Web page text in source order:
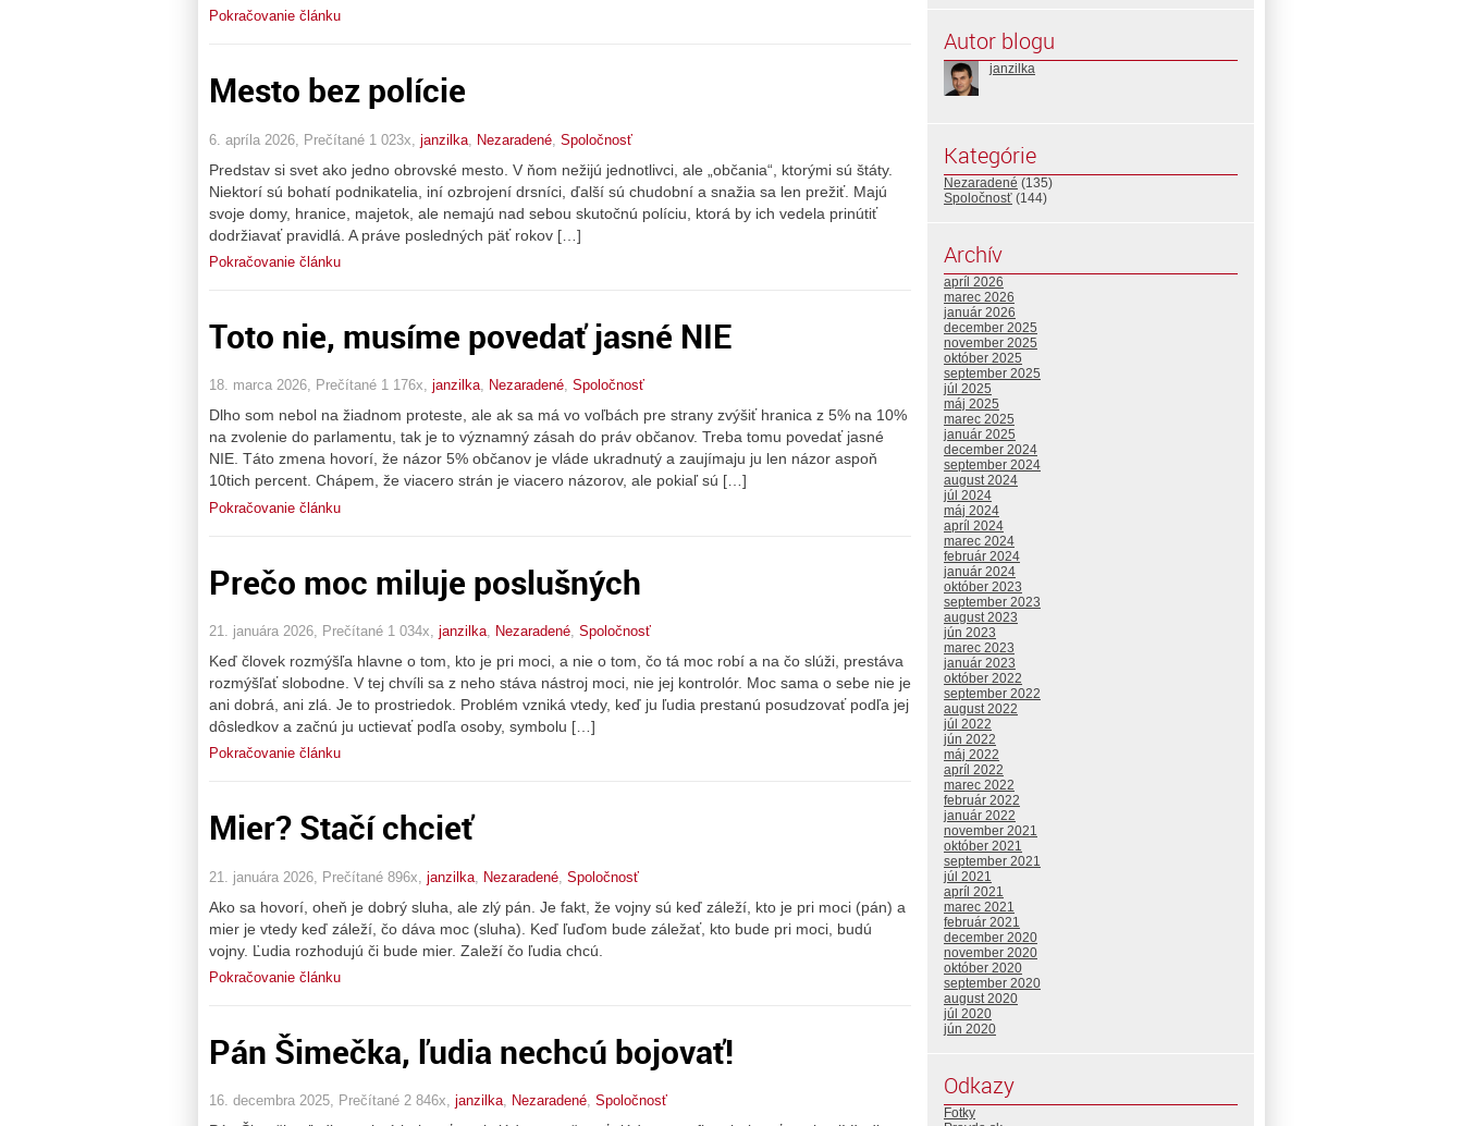
Pokračovanie článku
Mesto bez polície
6. apríla 2026, Prečítané 1 023x, janzilka Nezaradené Spoločnosť
Predstav si svet ako jedno obrovské mesto. V ňom nežijú jednotlivci, ale „občania“, ktorými sú štáty.
Niektorí sú bohatí podnikatelia, iní ozbrojení drsníci, ďalší sú chudobní a snažia sa len prežiť. Majú
svoje domy, hranice, majetok, ale nemajú nad sebou skutočnú políciu, ktorá by ich vedela prinútiť
dodržiavať pravidlá. A práve posledných päť rokov […]
Pokračovanie článku
Toto nie, musíme povedať jasné NIE
18. marca 2026, Prečítané 1 176x, janzilka, Nezaradené, Spoločnosť
Dlho som nebol na žiadnom proteste, ale ak sa má vo voľbách pre strany zvýšiť hranica z 5% na 10%
na zvolenie do parlamentu, tak je to významný zásah do práv občanov. Treba tomu povedať jasné
NIE. Táto zmena hovorí, že názor 5% občanov je vláde ukradnutý a zaujímaju ju len názor aspoň
10tich percent. Chápem, že viacero strán je viacero názorov, ale pokiaľ sú […]
Pokračovanie článku
Prečo moc miluje poslušných
21. januára 2026, Prečítané 1 034x, janzilka, Nezaradené, Spoločnosť
Keď človek rozmýšľa hlavne o tom, kto je pri moci, a nie o tom, čo tá moc robí a na čo slúži, prestáva
rozmýšľať slobodne. V tej chvíli sa z neho stáva nástroj moci, nie jej kontrolór. Moc sama o sebe nie je
ani dobrá, ani zlá. Je to prostriedok. Problém vzniká vtedy, keď ju ľudia prestanú posudzovať podľa jej
dôsledkov a začnú ju uctievať podľa osoby, symbolu […]
Pokračovanie článku
Mier? Stačí chcieť
21. januára 2026, Prečítané 896x, janzilka Nezaradené Spoločnosť
Ako sa hovorí, oheň je dobrý sluha, ale zlý pán. Je fakt, že vojny sú keď záleží, kto je pri moci (pán) a
mier je vtedy keď záleží, čo dáva moc (sluha). Keď ľuďom bude záležať, kto bude pri moci, budú
vojny. Ľudia rozhodujú či bude mier. Zaleží čo ľudia chcú.
Pokračovanie článku
Pán Šimečka, ľudia nechcú bojovať!
16. decembra 2025, Prečítané 2 846x, janzilka, Nezaradené, Spoločnosť
Autor blogu
janzilka
Kategórie
Nezaradené (135)
Spoločnosť (144)
Archív
apríl 2026
marec 2026
január 2026
december 2025
november 2025
október 2025
september 2025
júl 2025
máj 2025
marec 2025
január 2025
december 2024
september 2024
august 2024
júl 2024
máj 2024
apríl 2024
marec 2024
február 2024
január 2024
október 2023
september 2023
august 2023
jún 2023
marec 2023
január 2023
október 2022
september 2022
august 2022
júl 2022
jún 2022
máj 2022
apríl 2022
marec 2022
február 2022
január 2022
november 2021
október 2021
september 2021
júl 2021
apríl 2021
marec 2021
február 2021
december 2020
november 2020
október 2020
september 2020
august 2020
júl 2020
jún 2020
Odkazy
Fotky